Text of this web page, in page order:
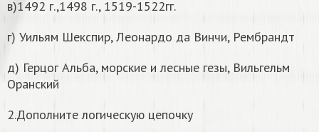
в)1492 г.,1498 г., 1519-1522гг.
г) Уильям Шекспир, Леонардо да Винчи, Рембрандт
д) Герцог Альба, морские и лесные гезы, Вильгельм
Оранский
2.Дополните логическую цепочку